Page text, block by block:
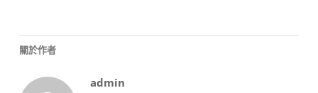
關於作者
admin